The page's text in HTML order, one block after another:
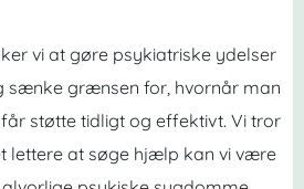
vi at gøre psykiatriske ydelser
sænke grænsen for, hvornår man
støtte tidligt og effektivt. Vi tror
lettere at søge hjælp kan vi være